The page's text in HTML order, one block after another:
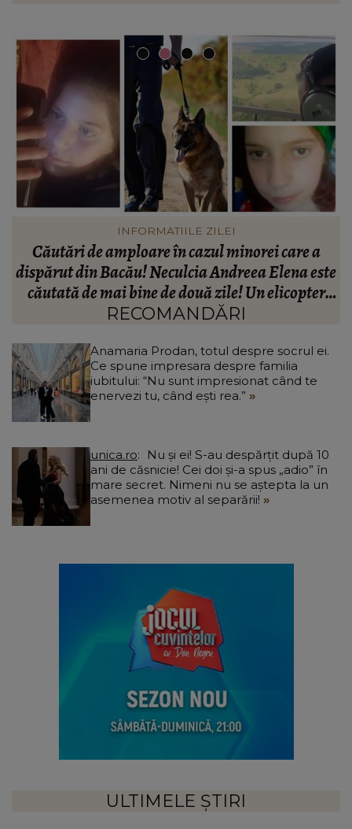
VEDETE
Peste ce anume nu ar putea trece Anamaria
Prodan în relație. Impresara spune lucrurilor pe
nume: “Nu cred că este ceea ce trebuie pentru
familie.”
RECOMANDĂRI
Anamaria Prodan, totul despre socrul ei.
Ce spune impresara despre familia
iubitului: “Nu sunt impresionat când te
enervezi tu, când ești rea.”
unica.ro
ani de căsnicie! Cei doi și-a spus „adio” în
mare secret. Nimeni nu se aștepta la un
asemenea motiv al separării!
ULTIMELE ȘTIRI